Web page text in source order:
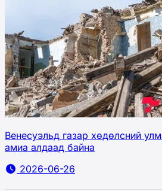
Венесуэльд газар хөдөлсний
амиа алдаад байна
2026-06-26